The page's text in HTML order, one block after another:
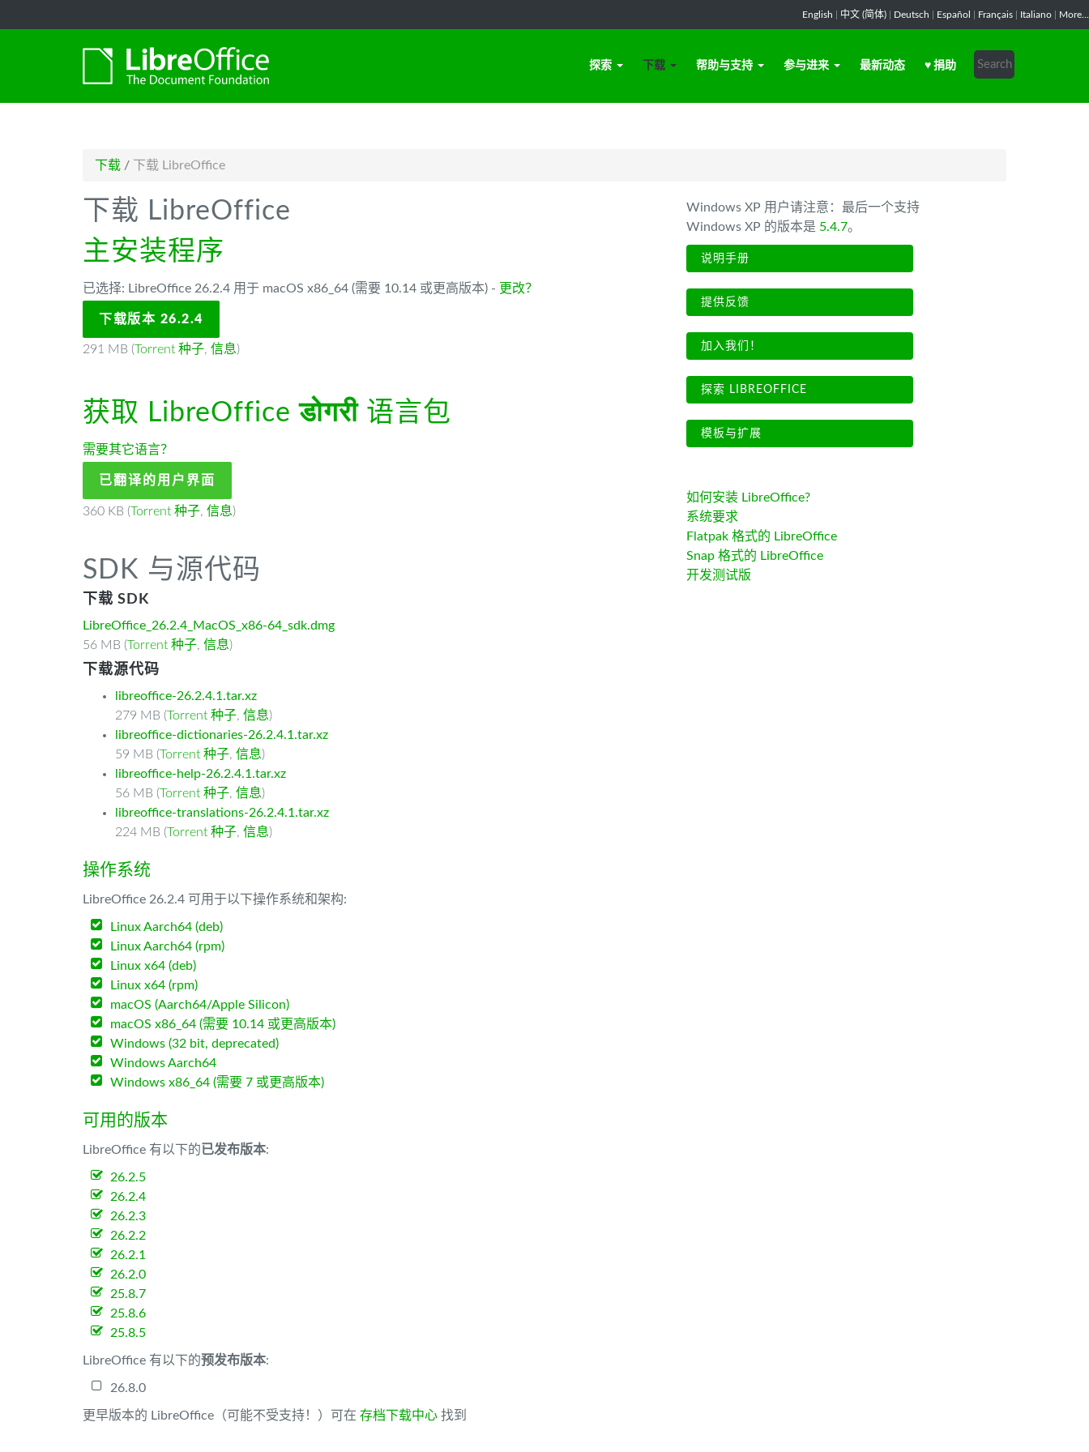
English 中文 (简体) Deutsch Español Français Italiano More...
探索 下载 帮助与支持 参与进来 最新动态 ♥ 捐助
下载 / 下载 LibreOffice
下载 LibreOffice
主安装程序
已选择: LibreOffice 26.2.4 用于 macOS x86_64 (需要 10.14 或更高版本) - 更改？
下载版本 26.2.4
291 MB (Torrent 种子, 信息)
获取 LibreOfficeडोगरी语言包
需要其它语言？
已翻译的用户界面
360 KB (Torrent 种子, 信息)
SDK 与源代码
下载 SDK
LibreOffice_26.2.4_MacOS_x86-64_sdk.dmg
56 MB (Torrent 种子, 信息)
下载源代码
libreoffice-26.2.4.1.tar.xz
279 MB (Torrent 种子, 信息)
libreoffice-dictionaries-26.2.4.1.tar.xz
59 MB (Torrent 种子, 信息)
libreoffice-help-26.2.4.1.tar.xz
56 MB (Torrent 种子, 信息)
libreoffice-translations-26.2.4.1.tar.xz
224 MB (Torrent 种子, 信息)
操作系统
LibreOffice 26.2.4 可用于以下操作系统和架构:
Linux Aarch64 (deb)
Linux Aarch64 (rpm)
Linux x64 (deb)
Linux x64 (rpm)
macOS (Aarch64/Apple Silicon)
macOS x86_64 (需要 10.14 或更高版本)
Windows (32 bit, deprecated)
Windows Aarch64
Windows x86_64 (需要 7 或更高版本)
可用的版本
LibreOffice 有以下的已发布版本:
26.2.5
26.2.4
26.2.3
26.2.2
26.2.1
26.2.0
25.8.7
25.8.6
25.8.5
LibreOffice 有以下的预发布版本:
26.8.0
更早版本的 LibreOffice（可能不受支持！）可在 存档下载中心 找到
Windows XP 用户请注意：最后一个支持
Windows XP 的版本是 5.4.7。
说明手册
提供反馈
加入我们！
探索 LIBREOFFICE
模板与扩展
如何安装 LibreOffice?
系统要求
Flatpak 格式的 LibreOffice
Snap 格式的 LibreOffice
开发测试版